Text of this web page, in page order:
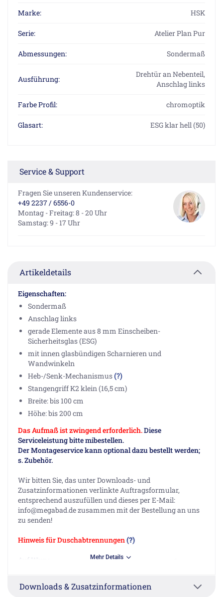
Marke: HSK
Serie: Atelier Plan Pur
Abmessungen: Sondermaß
Ausführung:
Drehtür an Nebenteil,
Anschlag links
Farbe Profil: chromoptik
Glasart: ESG klar hell (50)
Service & Support
Fragen Sie unseren Kundenservice:
+49 2237 / 6556-0
Montag - Freitag: 8 - 20 Uhr
Samstag: 9 - 17 Uhr
Artikeldetails
Eigenschaften:
Sondermaß
Anschlag links
gerade Elemente aus 8 mm Einscheiben-
Sicherheitsglas (ESG)
mit innen glasbündigen Scharnieren und
Wandwinkeln
Heb-/Senk-Mechanismus(?)
Stangengriff K2 klein (16,5 cm)
Breite: bis 100 cm
Höhe: bis 200 cm
Das Aufmaß ist zwingend erforderlich.Diese
Serviceleistung bitte mibestellen.
Der Montageservice kann optional dazu bestellt werden;
s. Zubehör.
Wir bitten Sie, das unter Downloads- und
Zusatzinformationen verlinkte Auftragsformular,
entsprechend auszufüllen und dieses per E-Mail:
info@megabad.de zusammen mit der Bestellung an uns
zu senden!
Hinweis für Duschabtrennungen(?)
Auf Wunsch ist die Verglasung mit einer Edelglas-
Wassertropfen und das Festsetzen von Schmutz und
Mehr Details
Downloads & Zusatzinformationen